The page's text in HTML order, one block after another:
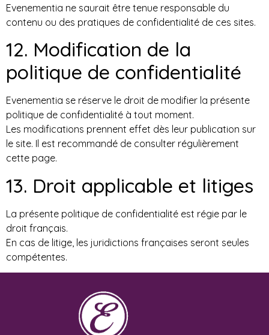
Evenementia ne saurait être tenue responsable du
contenu ou des pratiques de confidentialité de ces sites.
12. Modification de la
politique de confidentialité
Evenementia se réserve le droit de modifier la présente
politique de confidentialité à tout moment.
Les modifications prennent effet dès leur publication sur
le site. Il est recommandé de consulter régulièrement
cette page.
13. Droit applicable et litiges
La présente politique de confidentialité est régie par le
droit français.
En cas de litige, les juridictions françaises seront seules
compétentes.